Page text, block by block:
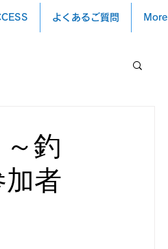
よくあるご質問 More
釣
者